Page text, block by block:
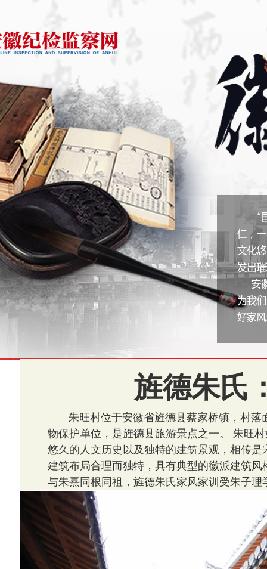
旌德朱氏
朱旺村位于安徽省旌德县蔡家桥镇，村
物保护单位，是旌德县旅游景点之一。 朱旺
悠久的人文历史以及独特的建筑景观，相传
建筑布局合理而独特，具有典型的徽派建筑
与朱熹同根同祖，旌德朱氏家风家训受朱子理